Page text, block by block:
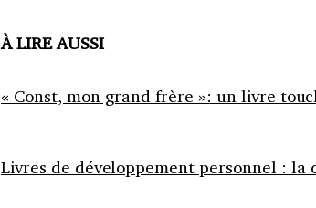
À LIRE AUSSI
« Const, mon grand frère »: un livre
Livres de développement personnel : la